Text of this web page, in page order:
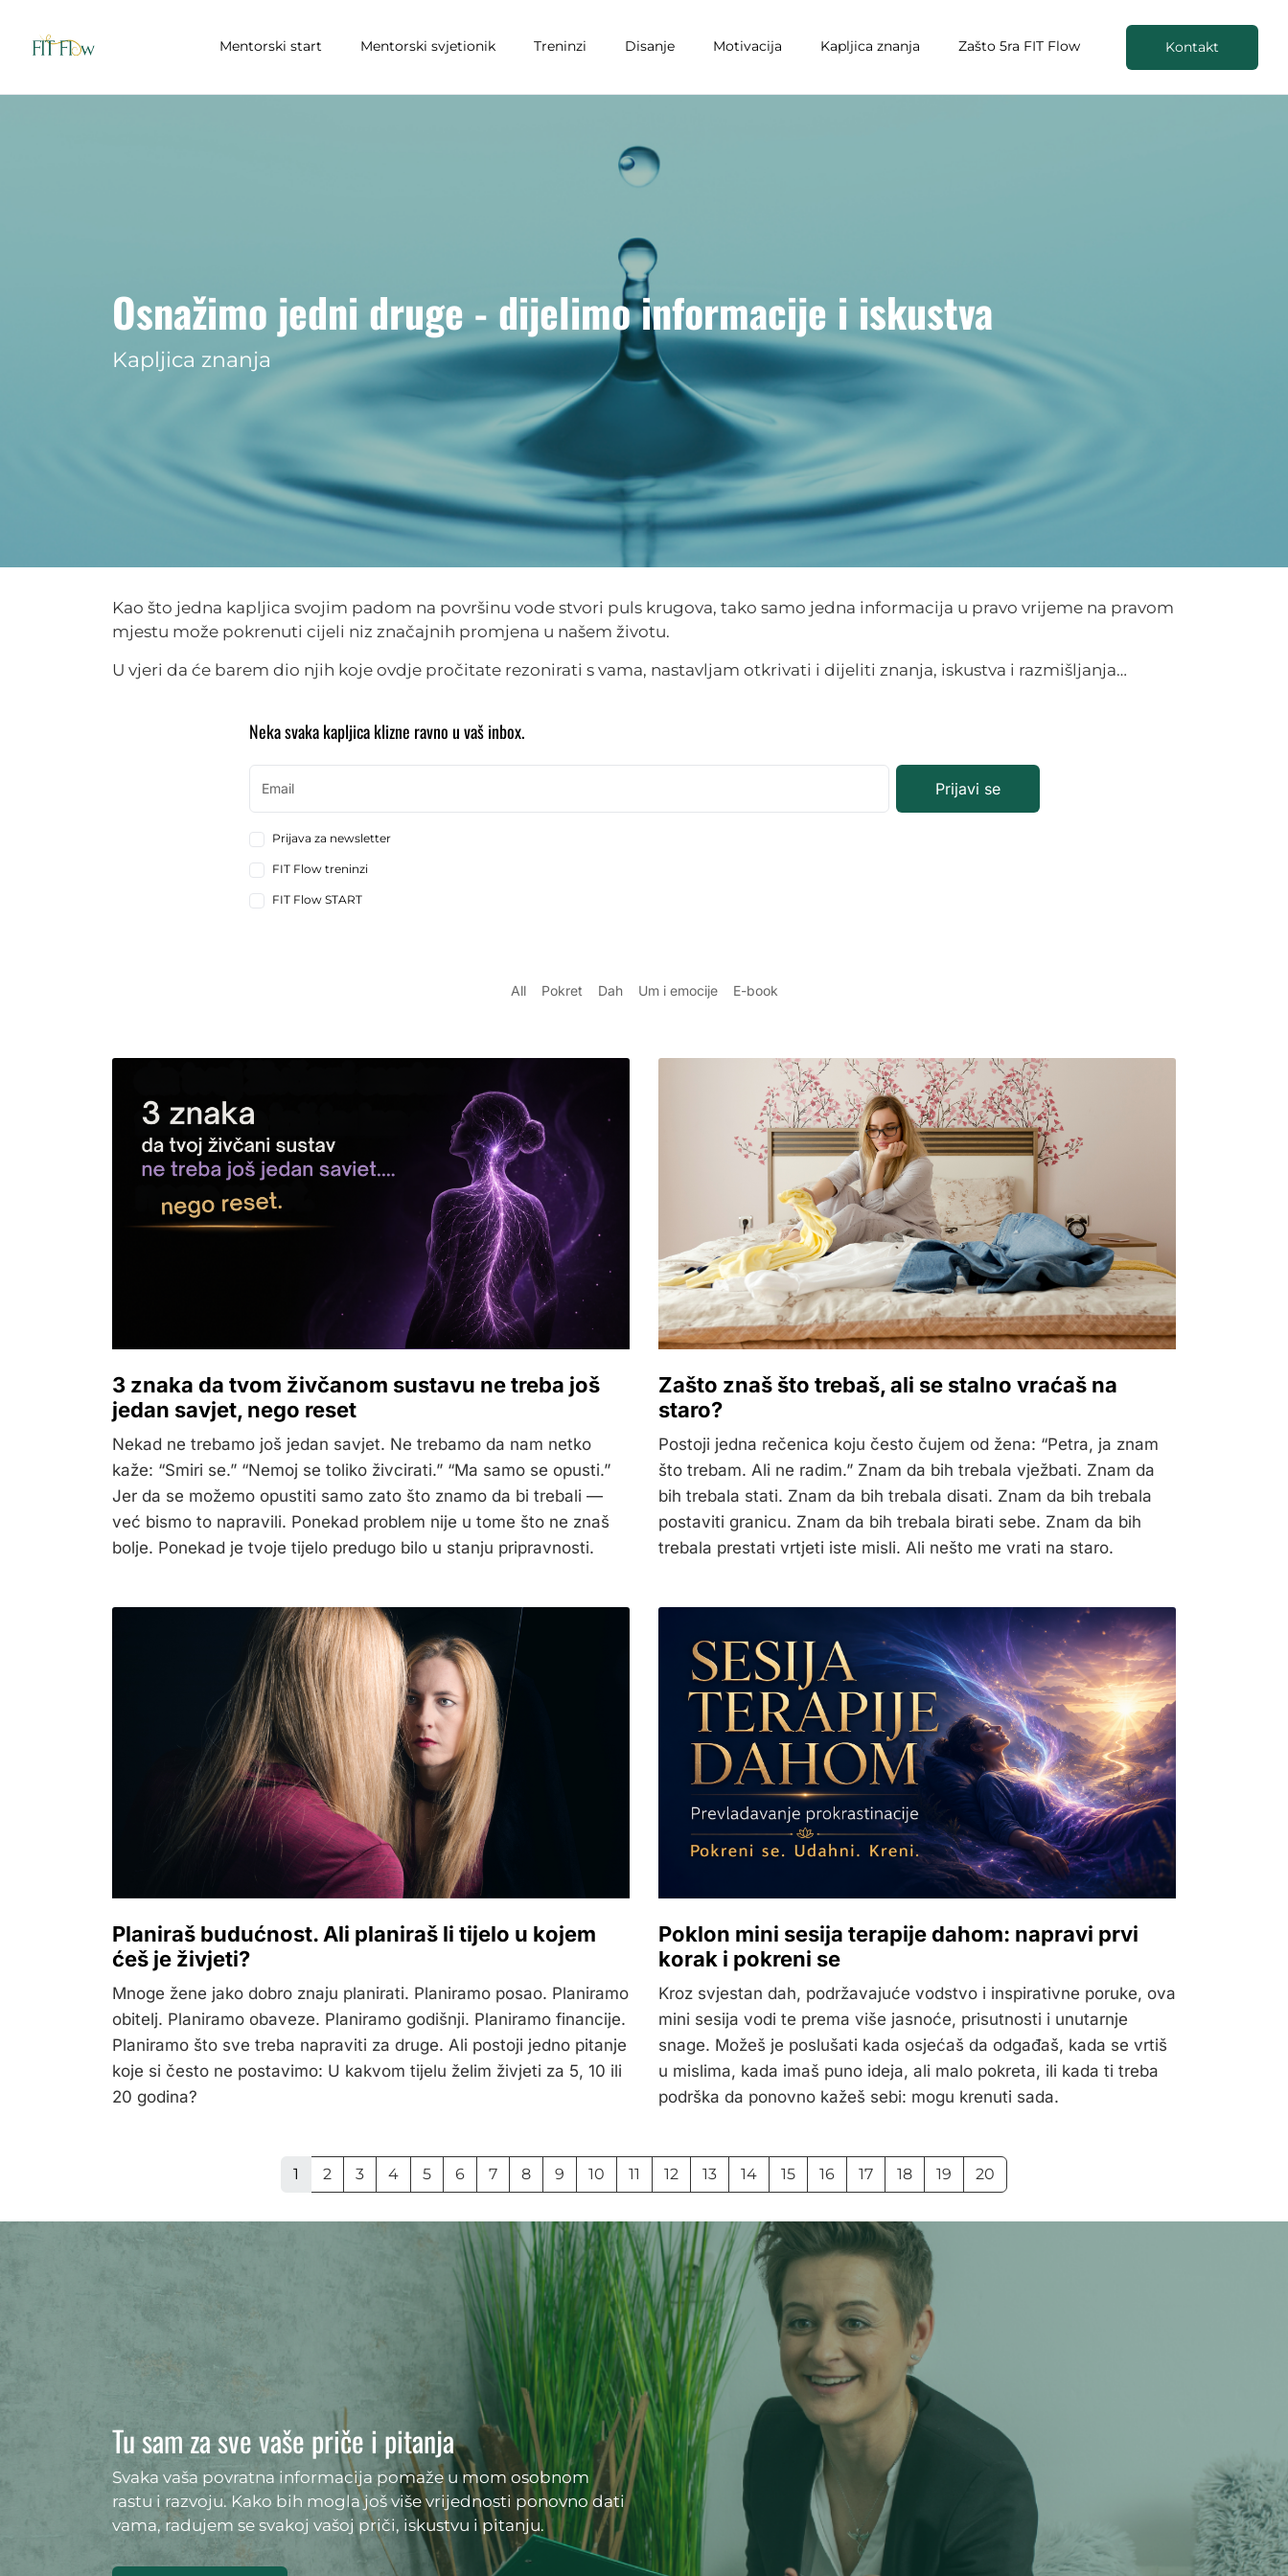
Mentorski start Mentorski svjetionik Treninzi Disanje Motivacija Kapljica znanja Zašto 5ra FIT Flow Kontakt
Osnažimo jedni druge - dijelimo informacije i iskustva
Kapljica znanja
Kao što jedna kapljica svojim padom na površinu vode stvori puls krugova, tako samo jedna informacija u pravo vrijeme na pravom
mjestu može pokrenuti cijeli niz značajnih promjena u našem životu.
U vjeri da će barem dio njih koje ovdje pročitate rezonirati s vama, nastavljam otkrivati i dijeliti znanja, iskustva i razmišljanja…
Neka svaka kapljica klizne ravno u vaš inbox.
Prijavi se
Prijava za newsletter
FIT Flow treninzi
FIT Flow START
All Pokret Dah Um i emocije E-book
3 znaka da tvom živčanom sustavu ne treba još
jedan savjet, nego reset
Nekad ne trebamo još jedan savjet. Ne trebamo da nam netko
kaže: “Smiri se.” “Nemoj se toliko živcirati.” “Ma samo se opusti.”
Jer da se možemo opustiti samo zato što znamo da bi trebali —
već bismo to napravili. Ponekad problem nije u tome što ne znaš
bolje. Ponekad je tvoje tijelo predugo bilo u stanju pripravnosti.
Zašto znaš što trebaš, ali se stalno vraćaš na
staro?
Postoji jedna rečenica koju često čujem od žena: “Petra, ja znam
što trebam. Ali ne radim.” Znam da bih trebala vježbati. Znam da
bih trebala stati. Znam da bih trebala disati. Znam da bih trebala
postaviti granicu. Znam da bih trebala birati sebe. Znam da bih
trebala prestati vrtjeti iste misli. Ali nešto me vrati na staro.
Planiraš budućnost. Ali planiraš li tijelo u kojem
ćeš je živjeti?
Mnoge žene jako dobro znaju planirati. Planiramo posao. Planiramo
obitelj. Planiramo obaveze. Planiramo godišnji. Planiramo financije.
Planiramo što sve treba napraviti za druge. Ali postoji jedno pitanje
koje si često ne postavimo: U kakvom tijelu želim živjeti za 5, 10 ili
20 godina?
Poklon mini sesija terapije dahom: napravi prvi
korak i pokreni se
Kroz svjestan dah, podržavajuće vodstvo i inspirativne poruke, ova
mini sesija vodi te prema više jasnoće, prisutnosti i unutarnje
snage. Možeš je poslušati kada osjećaš da odgađaš, kada se vrtiš
u mislima, kada imaš puno ideja, ali malo pokreta, ili kada ti treba
podrška da ponovno kažeš sebi: mogu krenuti sada.
1 2 3 4 5 6 7 8 9 10 11 12 13 14 15 16 17 18 19 20
Tu sam za sve vaše priče i pitanja
Svaka vaša povratna informacija pomaže u mom osobnom
rastu i razvoju. Kako bih mogla još više vrijednosti ponovno dati
vama, radujem se svakoj vašoj priči, iskustvu i pitanju.